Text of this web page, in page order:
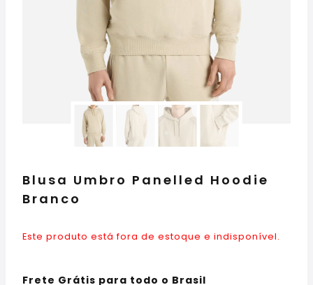
Blusa Umbro Panelled Hoodie
Branco
Este produto está fora de estoque e indisponível.
Frete Grátis para todo o Brasil